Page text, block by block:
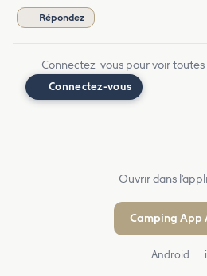
Répondez
Connectez-vous pour voir
Connectez-vous
Ouvrir dans
Camping App
Android